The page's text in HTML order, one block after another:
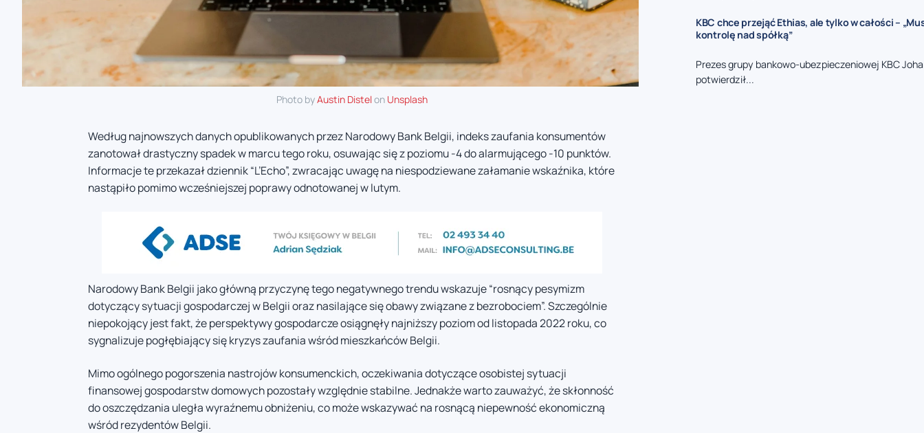
Photo byAustin Distelon Unsplash
Według najnowszych danych opublikowanych przez Narodowy Bank Belgii, indeks zaufania konsumentów
zanotował drastyczny spadek w marcu tego roku, osuwając się z poziomu -4 do alarmującego -10 punktów.
Informacje te przekazał dziennik “L’Echo”, zwracając uwagę na niespodziewane załamanie wskaźnika, które
nastąpiło pomimo wcześniejszej poprawy odnotowanej w lutym.
Narodowy Bank Belgii jako główną przyczynę tego negatywnego trendu wskazuje “rosnący pesymizm
dotyczący sytuacji gospodarczej w Belgii oraz nasilające się obawy związane z bezrobociem”. Szczególnie
niepokojący jest fakt, że perspektywy gospodarcze osiągnęły najniższy poziom od listopada 2022 roku, co
sygnalizuje pogłębiający się kryzys zaufania wśród mieszkańców Belgii.
Mimo ogólnego pogorszenia nastrojów konsumenckich, oczekiwania dotyczące osobistej sytuacji
finansowej gospodarstw domowych pozostały względnie stabilne. Jednakże warto zauważyć, że skłonność
do oszczędzania uległa wyraźnemu obniżeniu, co może wskazywać na rosnącą niepewność ekonomiczną
wśród rezydentów Belgii.
KBC chce przejąć Ethias, ale tylko w całości –
kontrolę nad spółką”
Prezes grupy bankowo-ubezpieczeniowej KBC
potwierdził...